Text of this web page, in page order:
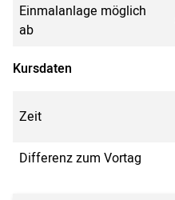
Einmalanlage möglich
ab
Kursdaten
Zeit
Differenz zum Vortag